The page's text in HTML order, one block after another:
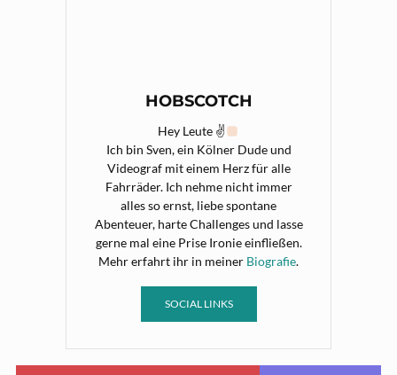
HOBSCOTCH
Hey Leute ✌
Ich bin Sven, ein Kölner Dude und
Videograf mit einem Herz für alle
Fahrräder. Ich nehme nicht immer
alles so ernst, liebe spontane
Abenteuer, harte Challenges und lasse
gerne mal eine Prise Ironie einfließen.
Mehr erfahrt ihr in meiner Biografie.
SOCIAL LINKS